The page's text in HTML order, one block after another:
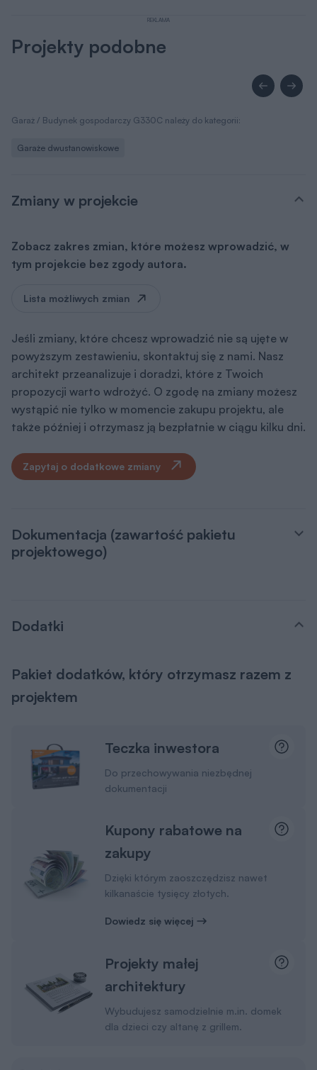
REKLAMA
Projekty podobne
Garaż / Budynek gospodarczy G330C należy do kategorii:
Garaże dwustanowiskowe
Zmiany w projekcie
Zobacz zakres zmian, które możesz wprowadzić, w
tym projekcie bez zgody autora.
Lista możliwych zmian
Jeśli zmiany, które chcesz wprowadzić nie są ujęte w
powyższym zestawieniu, skontaktuj się z nami. Nasz
architekt przeanalizuje i doradzi, które z Twoich
propozycji warto wdrożyć. O zgodę na zmiany możesz
wystąpić nie tylko w momencie zakupu projektu, ale
także później i otrzymasz ją bezpłatnie w ciągu kilku dni.
Zapytaj o dodatkowe zmiany
Dokumentacja (zawartość pakietu
projektowego)
Dodatki
Pakiet dodatków, który otrzymasz razem z
projektem
Teczka inwestora
Do przechowywania niezbędnej
dokumentacji
Kupony rabatowe na
zakupy
Dzięki którym zaoszczędzisz nawet
kilkanaście tysięcy złotych.
Dowiedz się więcej
Projekty małej
architektury
Wybudujesz samodzielnie m.in. domek
dla dzieci czy altanę z grillem.